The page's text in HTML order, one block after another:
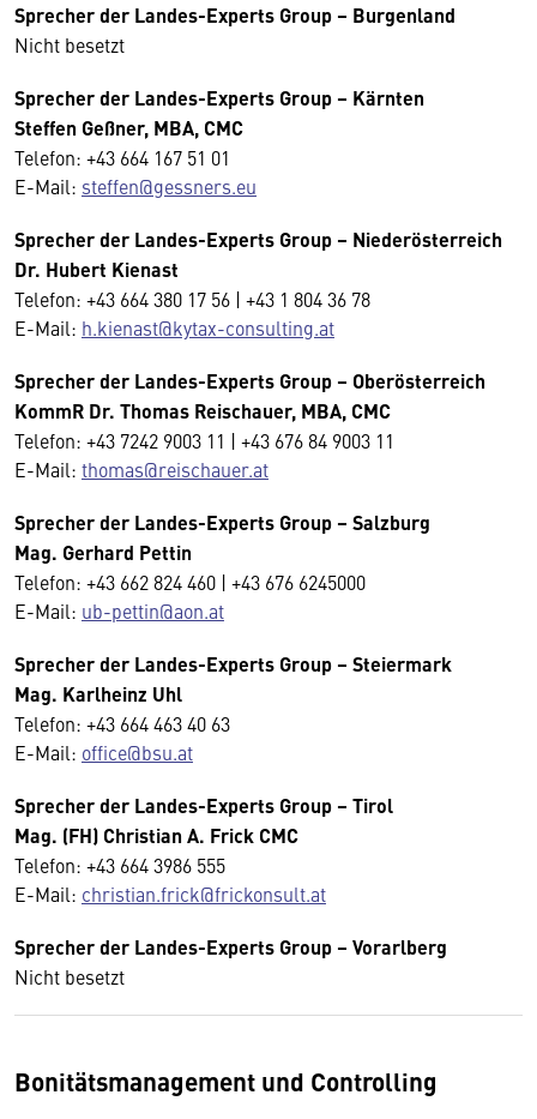
Sprecher der Landes-Experts Group – Burgenland
Nicht besetzt
Sprecher der Landes-Experts Group – Kärnten
Steffen Geßner, MBA, CMC
Telefon: +43 664 167 51 01
E-Mail: steffen@gessners.eu
Sprecher der Landes-Experts Group – Niederösterreich
Dr. Hubert Kienast
Telefon: +43 664 380 17 56 | +43 1 804 36 78
E-Mail: h.kienast@kytax-consulting.at
Sprecher der Landes-Experts Group – Oberösterreich
KommR Dr. Thomas Reischauer, MBA, CMC
Telefon: +43 7242 9003 11 | +43 676 84 9003 11
E-Mail: thomas@reischauer.at
Sprecher der Landes-Experts Group – Salzburg
Mag. Gerhard Pettin
Telefon: +43 662 824 460 | +43 676 6245000
E-Mail: ub-pettin@aon.at
Sprecher der Landes-Experts Group – Steiermark
Mag. Karlheinz Uhl
Telefon: +43 664 463 40 63
E-Mail: office@bsu.at
Sprecher der Landes-Experts Group – Tirol
Mag. (FH) Christian A. Frick CMC
Telefon: +43 664 3986 555
E-Mail: christian.frick@frickonsult.at
Sprecher der Landes-Experts Group – Vorarlberg
Nicht besetzt
Bonitätsmanagement und Controlling